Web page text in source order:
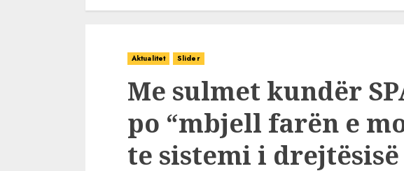
Aktualitet Slider
Me sulmet kundër
po “mbjell farën e
te sistemi i drejtësisë